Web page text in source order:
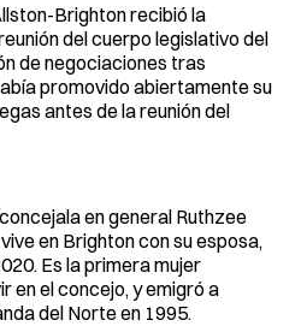
Brighton recibió la
del cuerpo legislativo del
de negociaciones tras
promovido abiertamente su
antes de la reunión del
en general Ruthzee
en Brighton con su esposa,
Es la primera mujer
en el concejo, y emigró a
del Norte en 1995.